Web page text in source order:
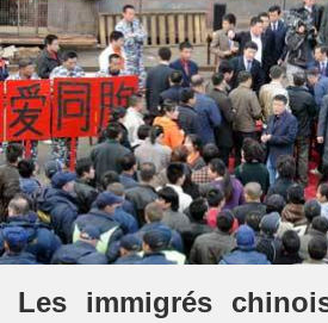
Les immigrés